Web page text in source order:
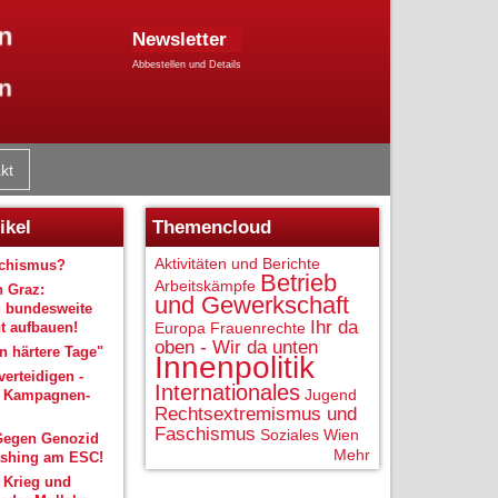
Newsletter
Abbestellen und Details
Graz:
bundesweite
aufbauen!
härtere Tage"
-
Genozid
am ESC!
Krieg und
Themencloud
Aktivitäten und Berichte
Arbeitskämpfe Betrieb
und Gewerkschaft
Europa Frauenrechte Ihr da
oben - Wir da unten
Innenpolitik
Internationales Jugend
Rechtsextremismus und
Faschismus Soziales Wien
Mehr